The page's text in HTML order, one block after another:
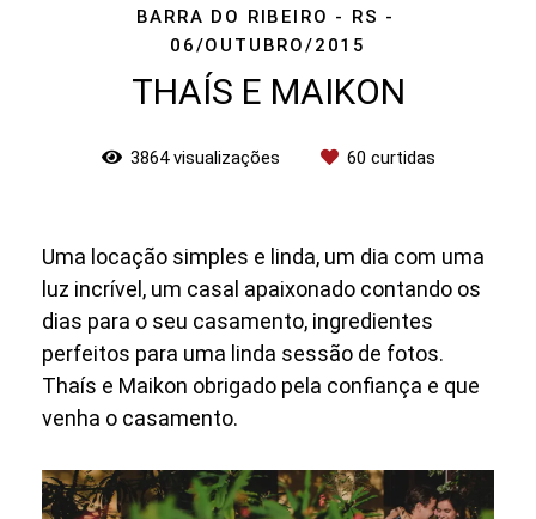
BARRA DO RIBEIRO - RS
06/OUTUBRO/2015
THAÍS E MAIKON
3864visualizações 60 curtidas
Uma locação simples e linda, um dia com uma
luz incrível, um casal apaixonado contando os
dias para o seu casamento, ingredientes
perfeitos para uma linda sessão de fotos.
Thaís e Maikon obrigado pela confiança e que
venha o casamento.